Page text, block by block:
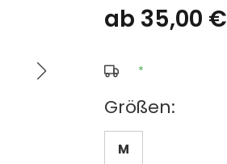
ab 35,00 €
*
Größen:
M